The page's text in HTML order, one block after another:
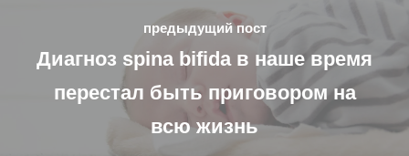
предыдущий пост
Диагноз spina bifida в наше время
перестал быть приговором на
всю жизнь